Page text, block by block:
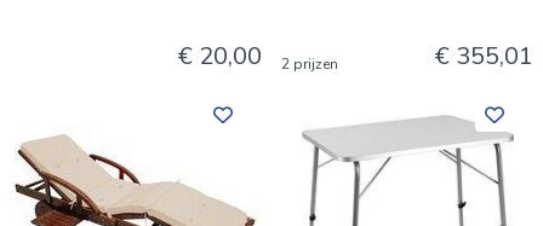
€ 20,00 2 prijzen € 355,01